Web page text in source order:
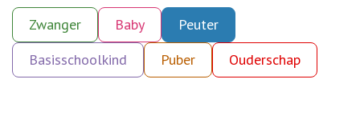
Zwanger Baby
Peuter
Basisschoolkind
Puber Ouderschap